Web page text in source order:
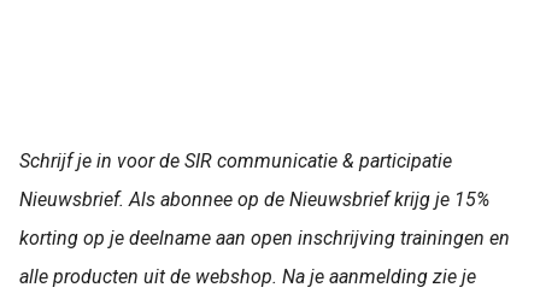
Schrijf je in voor de SIR communicatie & participatie
Nieuwsbrief. Als abonnee op de Nieuwsbrief krijg je 15%
korting op je deelname aan open inschrijving trainingen en
alle producten uit de webshop. Na je aanmelding zie je